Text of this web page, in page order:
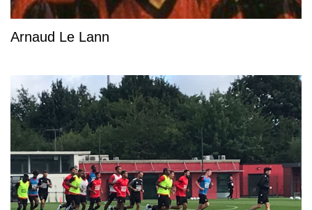
Arnaud Le Lann